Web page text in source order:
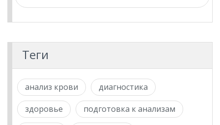
Теги
анализ крови диагностика
здоровье подготовка к анализам